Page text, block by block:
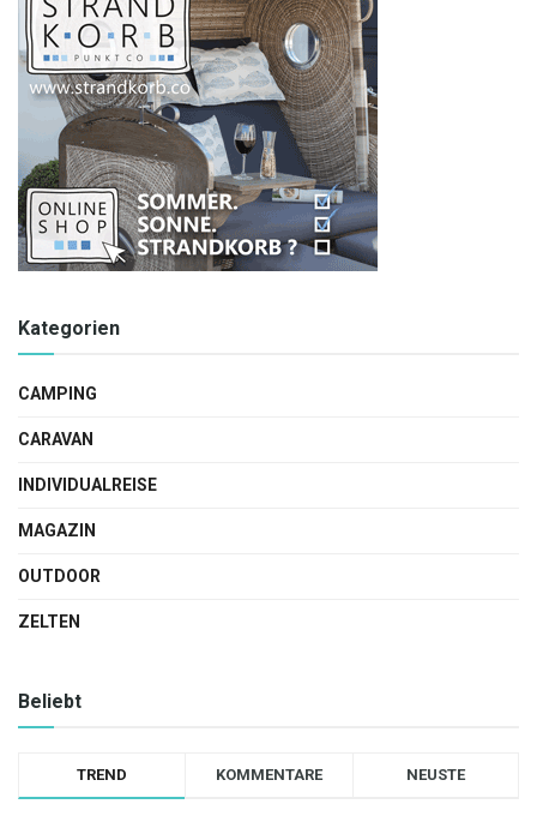
Kategorien
CAMPING
CARAVAN
INDIVIDUALREISE
MAGAZIN
OUTDOOR
ZELTEN
Beliebt
TREND KOMMENTARE NEUSTE